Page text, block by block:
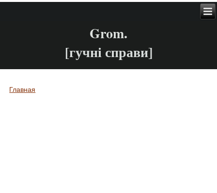
Grom.
[гучні справи]
Вы здесь
Главная